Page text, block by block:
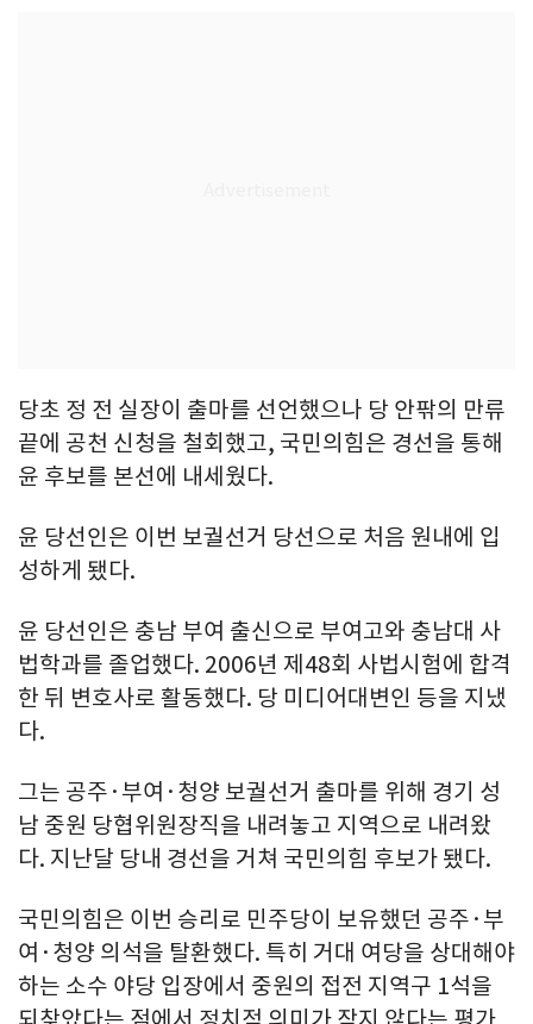
당초 정 전 실장이 출마를 선언했으나 당 안팎의 만류
끝에 공천 신청을 철회했고, 국민의힘은 경선을 통해
윤 후보를 본선에 내세웠다.
윤 당선인은 이번 보궐선거 당선으로 처음 원내에 입
성하게 됐다.
윤 당선인은 충남 부여 출신으로 부여고와 충남대 사
법학과를 졸업했다. 2006년 제48회 사법시험에 합격
한 뒤 변호사로 활동했다. 당 미디어대변인 등을 지냈
다.
그는 공주·부여·청양 보궐선거 출마를 위해 경기 성
남 중원 당협위원장직을 내려놓고 지역으로 내려왔
다. 지난달 당내 경선을 거쳐 국민의힘 후보가 됐다.
국민의힘은 이번 승리로 민주당이 보유했던 공주·부
여·청양 의석을 탈환했다. 특히 거대 여당을 상대해야
하는 소수 야당 입장에서 중원의 접전 지역구 1석을